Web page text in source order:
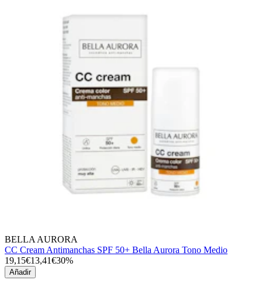
BELLA AURORA
CC Cream Antimanchas SPF 50+ Bella Aurora Tono Medio
19,15€13,41€30%
Añadir